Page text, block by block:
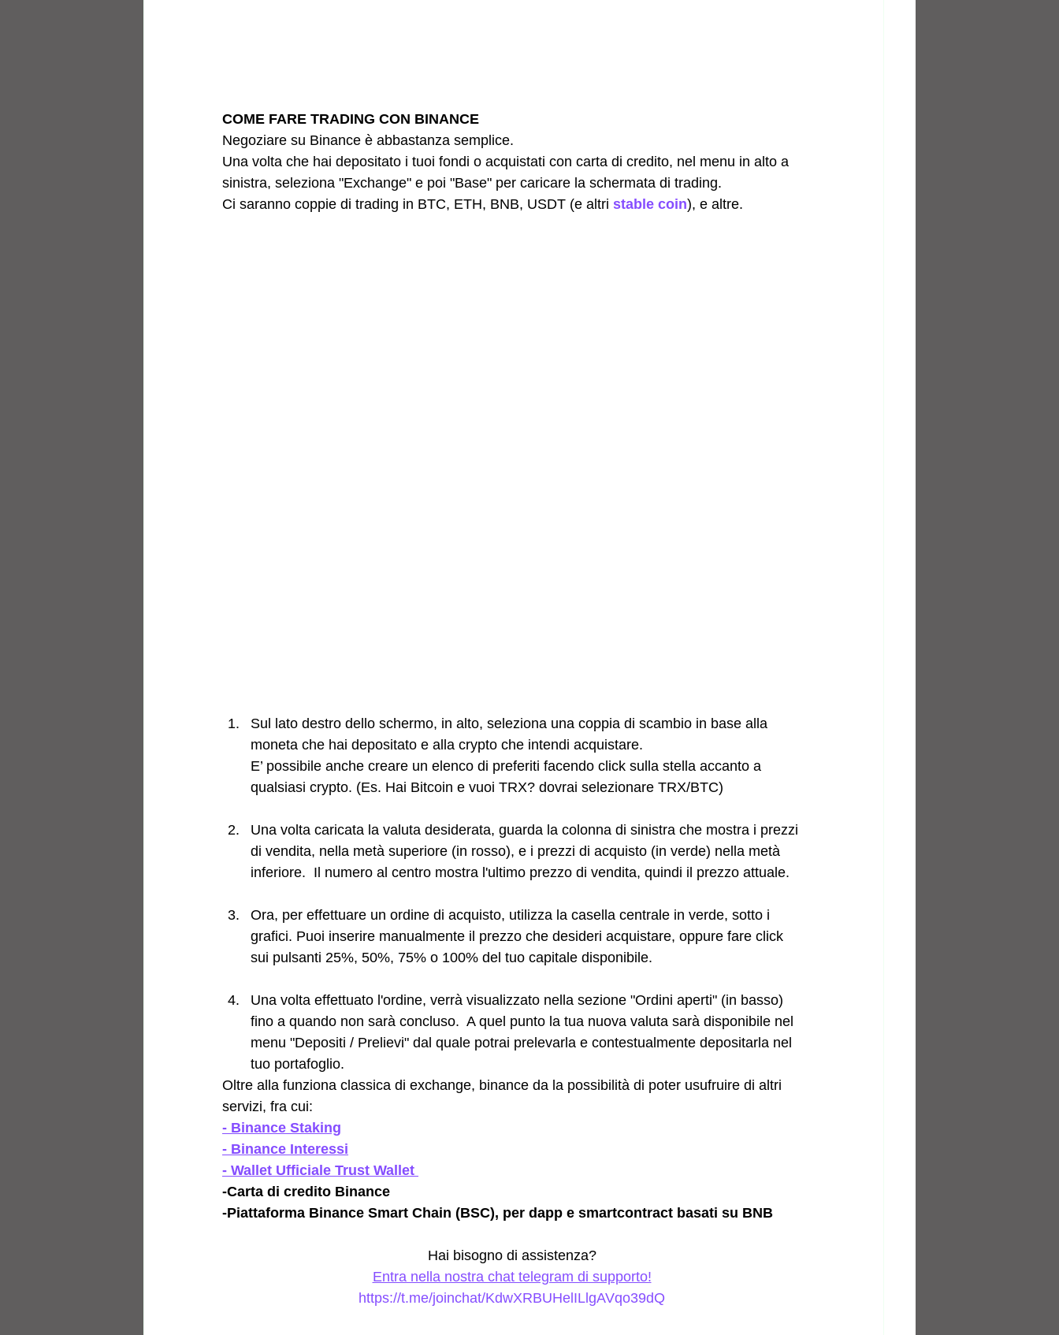
COME FARE TRADING CON BINANCE
Negoziare su Binance è abbastanza semplice.
Una volta che hai depositato i tuoi fondi o acquistati con carta di credito, nel menu in alto a
sinistra, seleziona "Exchange" e poi "Base" per caricare la schermata di trading.
Ci saranno coppie di trading in BTC, ETH, BNB, USDT (e altri stable coin), e altre.
Sul lato destro dello schermo, in alto, seleziona una coppia di scambio in base alla
moneta che hai depositato e alla crypto che intendi acquistare.
E’ possibile anche creare un elenco di preferiti facendo click sulla stella accanto a
qualsiasi crypto. (Es. Hai Bitcoin e vuoi TRX? dovrai selezionare TRX/BTC)
Una volta caricata la valuta desiderata, guarda la colonna di sinistra che mostra i prezzi
di vendita, nella metà superiore (in rosso), e i prezzi di acquisto (in verde) nella metà
inferiore.  Il numero al centro mostra l'ultimo prezzo di vendita, quindi il prezzo attuale.
Ora, per effettuare un ordine di acquisto, utilizza la casella centrale in verde, sotto i
grafici. Puoi inserire manualmente il prezzo che desideri acquistare, oppure fare click
sui pulsanti 25%, 50%, 75% o 100% del tuo capitale disponibile.
Una volta effettuato l'ordine, verrà visualizzato nella sezione "Ordini aperti" (in basso)
fino a quando non sarà concluso.  A quel punto la tua nuova valuta sarà disponibile nel
menu "Depositi / Prelievi" dal quale potrai prelevarla e contestualmente depositarla nel
tuo portafoglio.
Oltre alla funziona classica di exchange, binance da la possibilità di poter usufruire di altri
servizi, fra cui:
- Binance Staking
- Binance Interessi
- Wallet Ufficiale Trust Wallet
-Carta di credito Binance
-Piattaforma Binance Smart Chain (BSC), per dapp e smartcontract basati su BNB
Hai bisogno di assistenza?
Entra nella nostra chat telegram di supporto!
https://t.me/joinchat/KdwXRBUHelILlgAVqo39dQ